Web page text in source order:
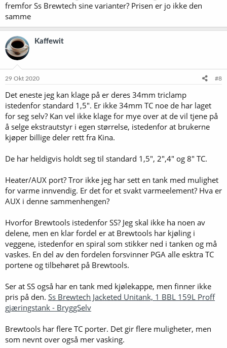
fremfor Ss Brewtech sine varianter? Prisen er jo ikke den
samme
Kaffewit
29 Okt 2020 #8
Det eneste jeg kan klage på er deres 34mm triclamp
istedenfor standard 1,5". Er ikke 34mm TC noe de har laget
for seg selv? Kan vel ikke klage for mye over at de vil tjene på
å selge ekstrautstyr i egen størrelse, istedenfor at brukerne
kjøper billige deler rett fra Kina.
De har heldigvis holdt seg til standard 1,5", 2",4" og 8" TC.
Heater/AUX port? Tror ikke jeg har sett en tank med mulighet
for varme innvendig. Er det for et svakt varmeelement? Hva er
AUX i denne sammenhengen?
Hvorfor Brewtools istedenfor SS? Jeg skal ikke ha noen av
delene, men en klar fordel er at Brewtools har kjøling i
veggene, istedenfor en spiral som stikker ned i tanken og må
vaskes. En del av den fordelen forsvinner PGA alle esktra TC
portene og tilbehøret på Brewtools.
Ser at SS også har en tank med kjølekappe, men finner ikke
pris på den. Ss Brewtech Jacketed Unitank, 1 BBL 159L Proff
gjæringstank - BryggSelv
Brewtools har flere TC porter. Det gir flere muligheter, men
som nevnt over også mer vasking.